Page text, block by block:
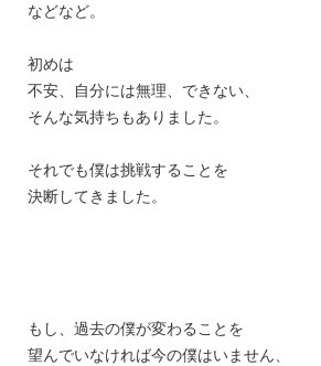
などなど。
初めは
不安、自分には無理、できない、
そんな気持ちもありました。
それでも僕は挑戦することを
決断してきました。
もし、過去の僕が変わることを
望んでいなければ今の僕はいません、